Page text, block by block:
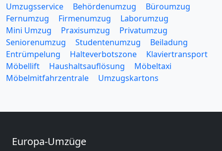
Umzugsservice Behördenumzug
Büroumzug
Fernumzug
Firmenumzug
Laborumzug
Mini Umzug
Praxisumzug
Privatumzug
Seniorenumzug
Studentenumzug
Beiladung
Entrümpelung
Halteverbotszone
Klaviertransport
Möbellift
Haushaltsauflösung
Möbeltaxi
Möbelmitfahrzentrale
Umzugskartons
Europa-Umzüge